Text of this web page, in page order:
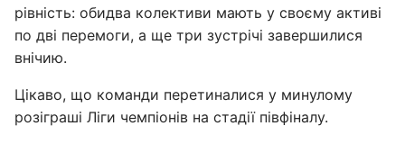
рівність: обидва колективи мають у своєму активі
по дві перемоги, а ще три зустрічі завершилися
внічию.
Цікаво, що команди перетиналися у минулому
розіграші Ліги чемпіонів на стадії півфіналу.